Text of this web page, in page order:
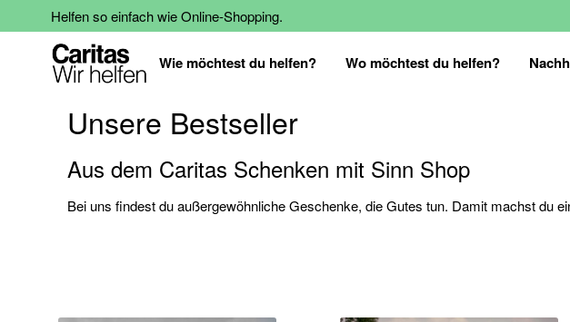
Helfen so einfach wie Online-Shopping.
Wie möchtest du helfen? Wo möchtest du helfen?
Unsere Bestseller
Aus dem Caritas Schenken mit Sinn Shop
Bei uns findest du außergewöhnliche Geschenke, die Gutes tun. Damit machst du